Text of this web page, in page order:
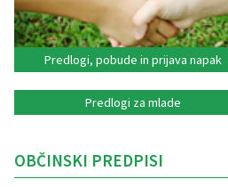
Predlogi, pobude in prijava napak
Predlogi za mlade
OBČINSKI PREDPISI